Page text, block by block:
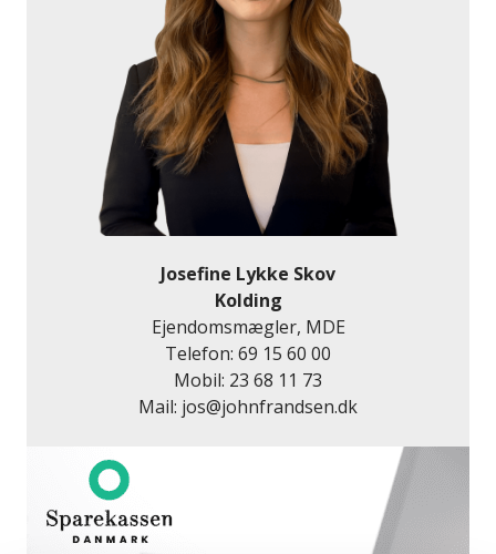
Josefine Lykke Skov
Kolding
Ejendomsmægler, MDE
Telefon: 69 15 60 00
Mobil: 23 68 11 73
Mail: jos@johnfrandsen.dk